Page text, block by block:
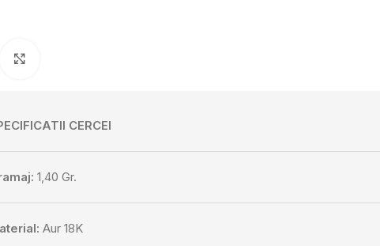
CERCEI
1,40 Gr.
Aur 18K